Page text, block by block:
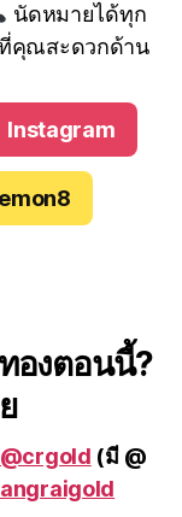
นัดหมายได้ทุก
ที่คุณสะดวกด้าน
Instagram
องตอนนี้?
@crgold (มี @